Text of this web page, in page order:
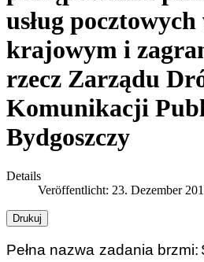
usług
krajowym i
rzecz Zarządu
Komunikacji
Bydgoszczy
Details
Veröffentlicht: 23. Dezember
Drukuj
Pełna nazwa zadania brzmi: